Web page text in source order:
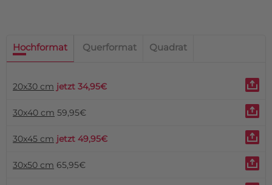
Hochformat Querformat Quadrat
20x30 cm jetzt 34,95€
30x40 cm 59,95€
30x45 cm jetzt 49,95€
30x50 cm 65,95€